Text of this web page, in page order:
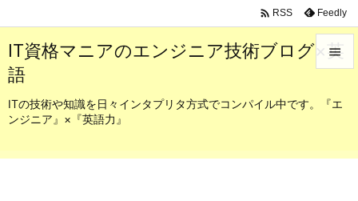
IT資格マニアのエンジニア技術ブログ×英
語
ITの技術や知識を日々インタプリタ方式でコンパイル中です。『エ
ンジニア』×『英語力』

メニュ
 RSS Feedly